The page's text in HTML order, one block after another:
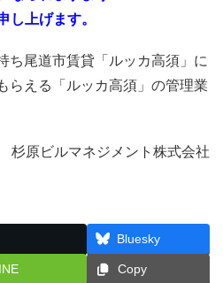
し上げます。
ち尾道市賃貸「ルッカ高須」に
らえる「ルッカ高須」の管理業
杉原ビルマネジメント株式会社
Bluesky
Copy